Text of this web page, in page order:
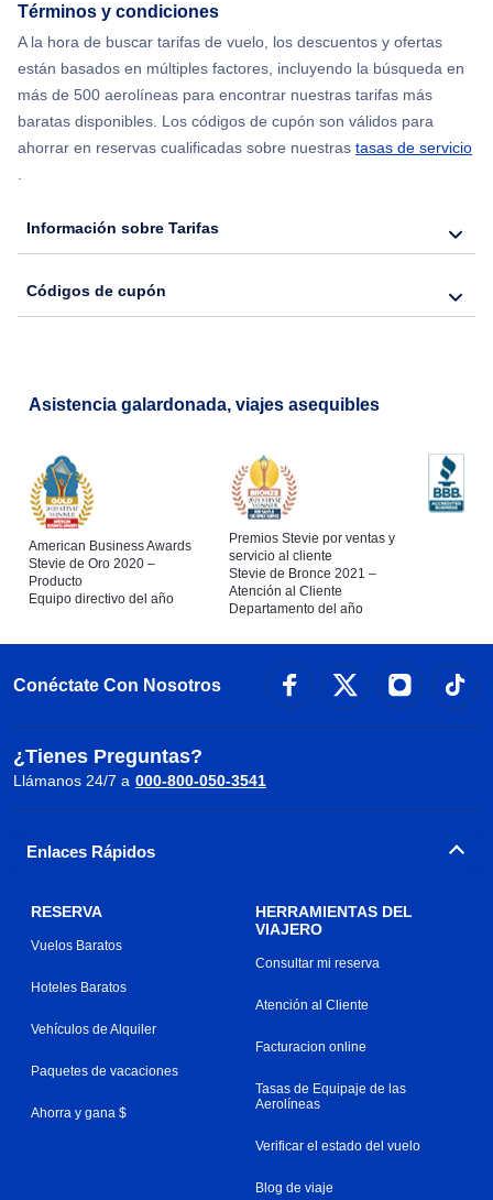
Términos y condiciones
A la hora de buscar tarifas de vuelo, los descuentos y ofertas
están basados en múltiples factores, incluyendo la búsqueda en
más de 500 aerolíneas para encontrar nuestras tarifas más
baratas disponibles. Los códigos de cupón son válidos para
ahorrar en reservas cualificadas sobre nuestras tasas de servicio
.
Información sobre Tarifas
Códigos de cupón
Asistencia galardonada, viajes asequibles
American Business Awards
Stevie de Oro 2020 –
Producto
Equipo directivo del año
Premios Stevie por ventas y
servicio al cliente
Stevie de Bronce 2021 –
Atención al Cliente
Departamento del año
Conéctate Con Nosotros
¿Tienes Preguntas?
Llámanos 24/7 a 000-800-050-3541
Enlaces Rápidos
RESERVA
Vuelos Baratos
Hoteles Baratos
Vehículos de Alquiler
Paquetes de vacaciones
Ahorra y gana $
HERRAMIENTAS DEL
VIAJERO
Consultar mi reserva
Atención al Cliente
Facturacion online
Tasas de Equipaje de las
Aerolíneas
Verificar el estado del vuelo
Blog de viaje